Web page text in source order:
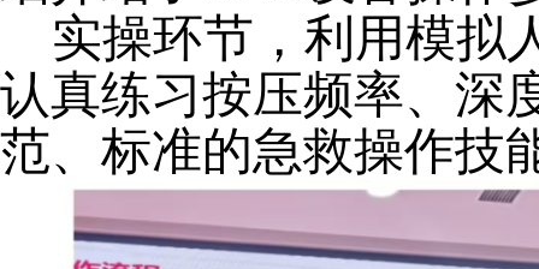
实操环节，利用模拟
认真练习按压频率、深
范、标准的急救操作技